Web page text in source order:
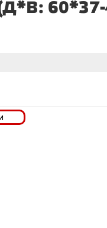
(Д*В: